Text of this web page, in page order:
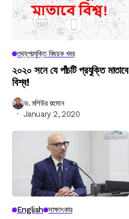
তথ্যপ্রযুক্তি বিষয়ক খবর
২০২০ সনে যে পাঁচটি প্রযুক্তি মাতাবে
বিশ্ব!
ড. মশিউর রহমান
January 2, 2020
English সাক্ষাৎকার